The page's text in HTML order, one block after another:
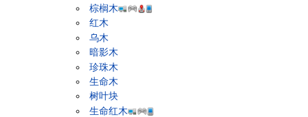
棕榈木
红木
乌木
暗影木
珍珠木
生命木
树叶块
生命红木